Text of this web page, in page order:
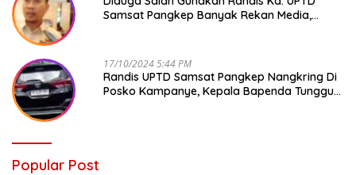
Samsat Pangkep Banyak Rekan Media,
17/10/2024 5:44 PM
Randis UPTD Samsat Pangkep Nangkring Di
Posko Kampanye, Kepala Bapenda Tunggu
Popular Post